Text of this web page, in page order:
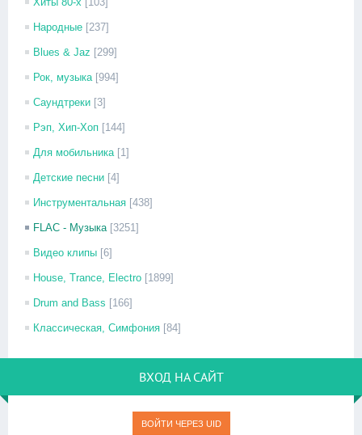
Народные [237]
Blues & Jaz [299]
Рок, музыка [994]
Саундтреки [3]
Рэп, Хип-Хоп [144]
Для мобильника [1]
Детские песни [4]
Инструментальная [438]
FLAC - Музыка [3251]
Видео клипы [6]
House, Trance, Electro [1899]
Drum and Bass [166]
Классическая, Симфония [84]
ВХОД НА САЙТ
ВОЙТИ ЧЕРЕЗ UID